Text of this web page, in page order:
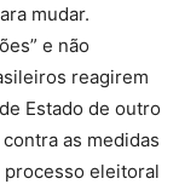
mudar.
e não
reagirem
Estado de outro
as medidas
eleitoral